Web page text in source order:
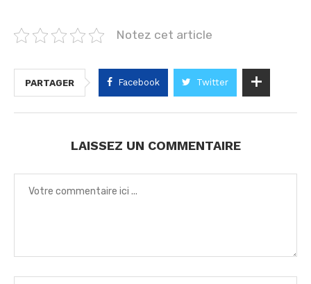
Notez cet article
PARTAGER Facebook Twitter
LAISSEZ UN COMMENTAIRE